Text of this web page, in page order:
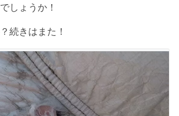
しょうか！
続きはまた！